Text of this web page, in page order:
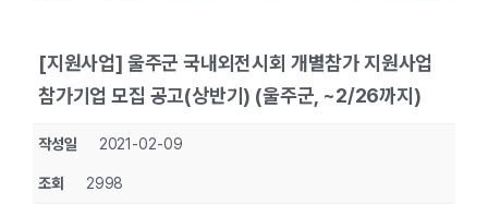
[지원사업] 울주군 국내외전시회 개별참가 지원사업
참가기업 모집 공고(상반기) (울주군, ~2/26까지)
작성일 2021-02-09
조회 2998